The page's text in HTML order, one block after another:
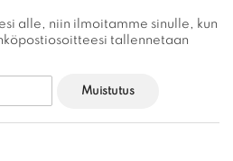
alle, niin ilmoitamme sinulle, kun
tallennetaan
Muistutus